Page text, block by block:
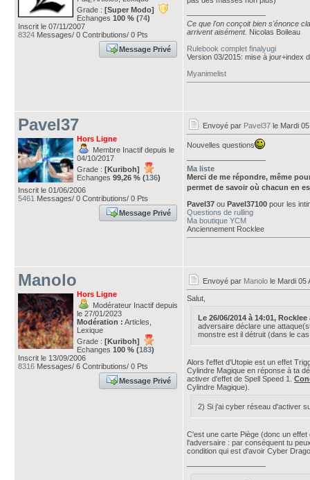
Grade : [Super Modo]
Echanges 100 % (74)
Inscrit le 07/11/2007
8324 Messages/ 0 Contributions/ 0 Pts
Message Privé
Ce que l'on conçoit bien s'énonce
arrivent aisément. Nicolas Boileau
Rulebook complet finalyugi
Version 03/2015: mise à jour+index
Myanimelist
Pavel37
Hors Ligne
Membre Inactif depuis le
04/10/2017
Grade : [Kuriboh]
Echanges 99,26 % (136)
Inscrit le 01/06/2006
5461 Messages/ 0 Contributions/ 0 Pts
Message Privé
Envoyé par Pavel37 le Mardi
Nouvelles questions
Ma liste
Merci de me répondre, même
permet de savoir où chacun en
Pavel37 ou Pavel37100 pour les
Questions de rulling
Ma boutique YCM
Anciennement Rocklee
Manolo
Hors Ligne
Modérateur Inactif depuis
le 27/01/2023
Modération : Articles,
Lexique
Grade : [Kuriboh]
Echanges 100 % (183)
Inscrit le 13/09/2006
8316 Messages/ 6 Contributions/ 0 Pts
Message Privé
Envoyé par Manolo le Mardi 05
Salut,
Le 26/06/2014 à 14:01,
adversaire déclare une
monstre est il détruit (dans le
Alors l'effet d'Utopie est un effet
Cylindre Magique en réponse à ta
activer d'effet de Spell Speed 1.
Cylindre Magique).
2) Si j'ai cyber réseau d'activer
C'est une carte Piège (donc un
l'adversaire : par conséquent tu
condition qui est d'avoir Cyber